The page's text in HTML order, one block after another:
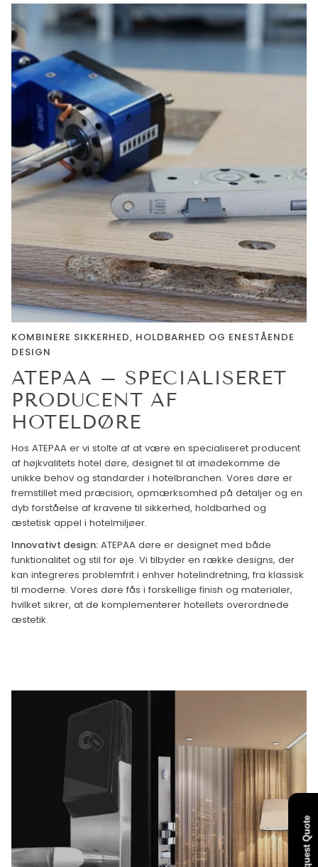
KOMBINERE SIKKERHED, HOLDBARHED OG ENESTÅENDE
DESIGN
ATEPAA – SPECIALISERET
PRODUCENT AF
HOTELDØRE
Hos ATEPAA er vi stolte af at være en specialiseret producent
af højkvalitets hotel døre, designet til at imødekomme de
unikke behov og standarder i hotelbranchen. Vores døre er
fremstillet med præcision, opmærksomhed på detaljer og en
dyb forståelse af kravene til sikkerhed, holdbarhed og
æstetisk appel i hotelmiljøer.
Innovativt design: ATEPAA døre er designet med både
funktionalitet og stil for øje. Vi tilbyder en række designs, der
kan integreres problemfrit i enhver hotelindretning, fra klassisk
til moderne. Vores døre fås i forskellige finish og materialer,
hvilket sikrer, at de komplementerer hotellets overordnede
æstetik.
Request Quote